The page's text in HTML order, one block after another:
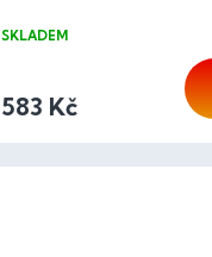
SKLADEM
583 Kč